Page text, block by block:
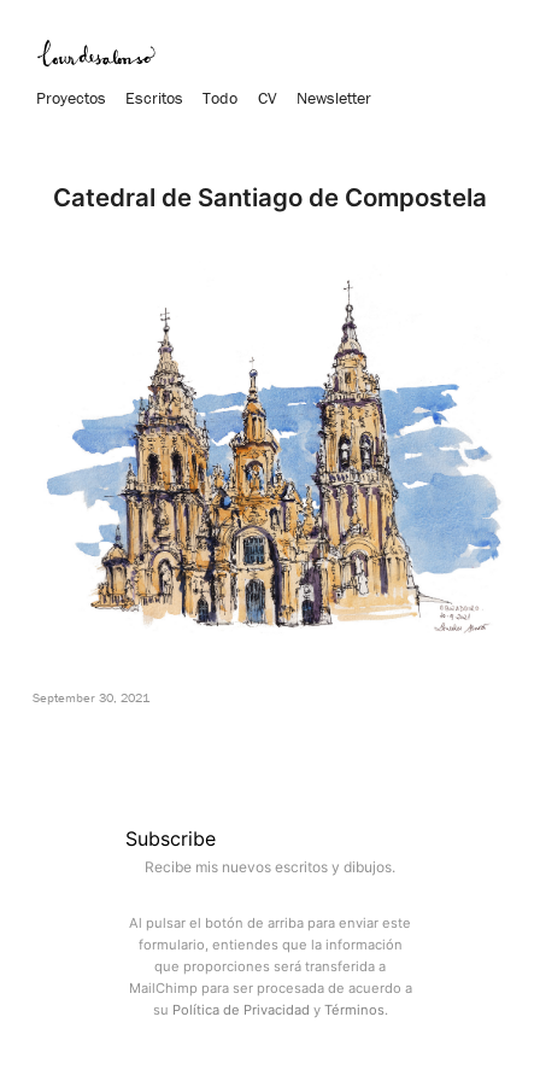
Proyectos Escritos Todo CV Newsletter
Catedral de Santiago de Compostela
September 30, 2021
Subscribe
Recibe mis nuevos escritos y dibujos.
Al pulsar el botón de arriba para enviar este
formulario, entiendes que la información
que proporciones será transferida a
MailChimp para ser procesada de acuerdo a
su Política de Privacidad y Términos.